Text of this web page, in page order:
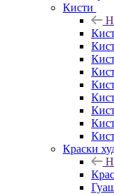
Кисти
Краски